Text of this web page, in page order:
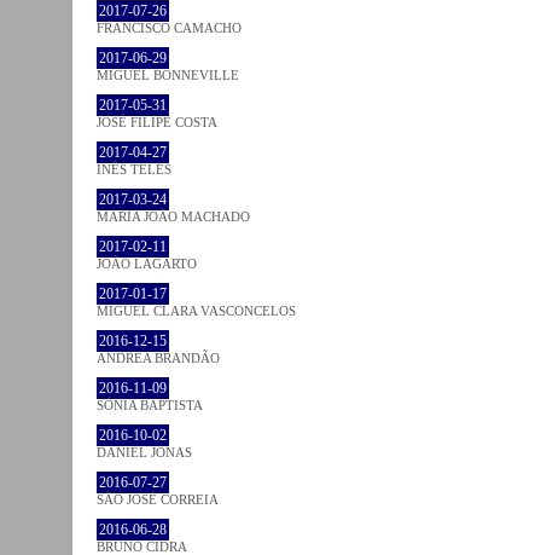
2017-07-26
FRANCISCO CAMACHO
2017-06-29
MIGUEL BONNEVILLE
2017-05-31
JOSÉ FILIPE COSTA
2017-04-27
INÊS TELES
2017-03-24
MARIA JOÃO MACHADO
2017-02-11
JOÃO LAGARTO
2017-01-17
MIGUEL CLARA VASCONCELOS
2016-12-15
ANDREA BRANDÃO
2016-11-09
SÓNIA BAPTISTA
2016-10-02
DANIEL JONAS
2016-07-27
SÃO JOSÉ CORREIA
2016-06-28
BRUNO CIDRA